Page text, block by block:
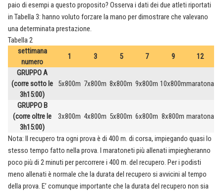
paio di esempi a questo proposito? Osserva i dati dei due atleti riportati
in Tabella 3: hanno voluto forzare la mano per dimostrare che valevano
una determinata prestazione.
Tabella 2
settimana
numero
1 3 5 7 9
12
GRUPPO A
(corre sotto le
3h15:00)
5x800m 7x800m 8x800m 9x800m 10x800mmaratona
GRUPPO B
(corre oltre le
3h15:00)
3x800m 4x800m 5x800m 6x800m 8x800m maratona
Nota: Il recupero tra ogni prova è di 400 m. di corsa, impiegando quasi lo
stesso tempo fatto nella prova. I maratoneti più allenati impiegheranno
poco più di 2 minuti per percorrere i 400 m. del recupero. Per i podisti
meno allenati è normale che la durata del recupero si avvicini al tempo
della prova. E’ comunque importante che la durata del recupero non sia